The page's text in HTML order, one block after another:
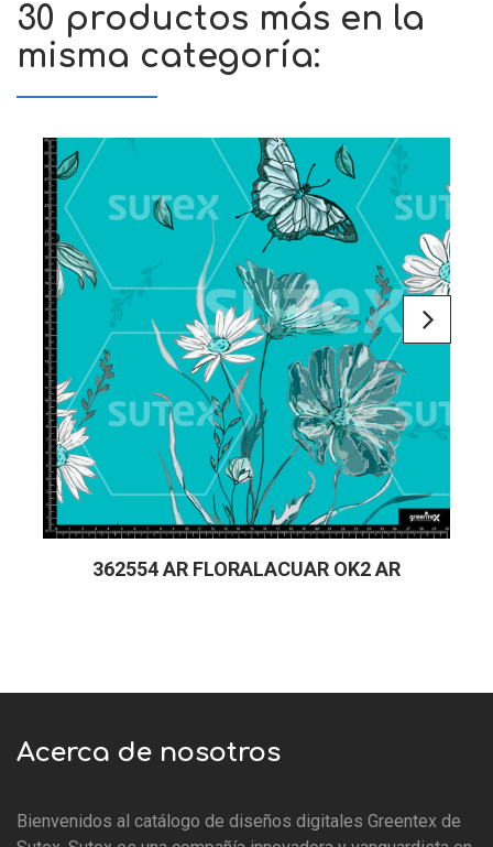
30 productos más en la
misma categoría:
362554 AR FLORALACUAR OK2 AR
Acerca de nosotros
Bienvenidos al catálogo de diseños digitales Greentex de